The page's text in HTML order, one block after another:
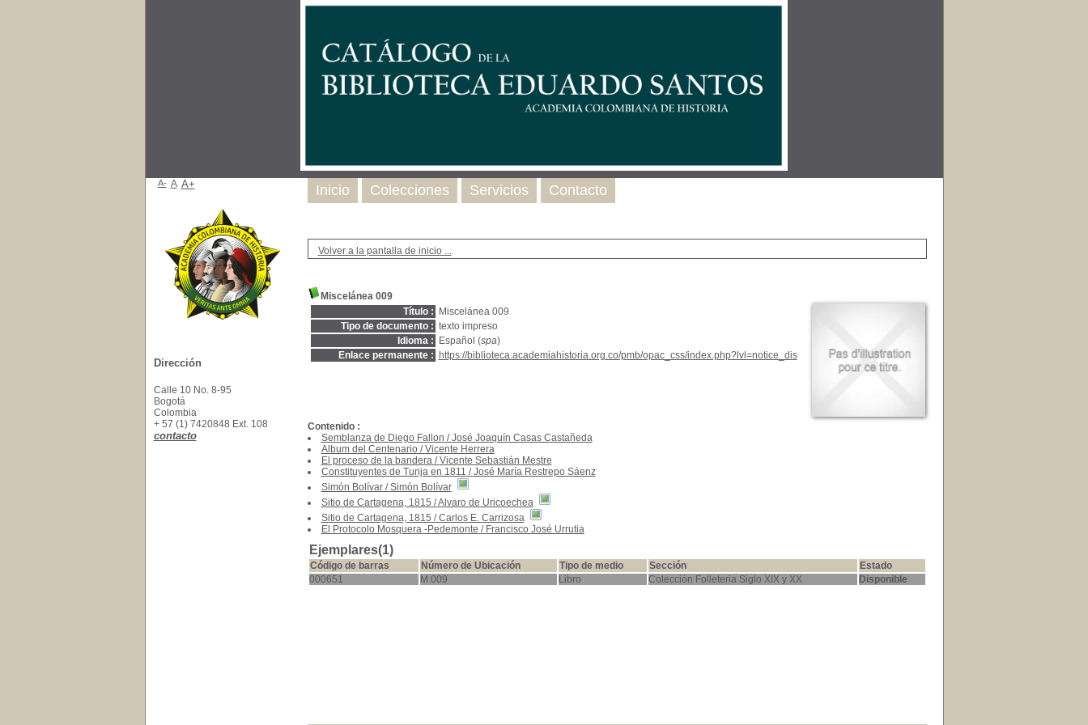
Volver a la pantalla de inicio ...
Miscelánea 009
Título :
Miscelánea 009
Tipo de documento : texto impreso
Idioma :
Español (spa)
Enlace permanente :
https://biblioteca.academiahistoria.org.co/pmb/opac_css/index.php?lvl=notice_dis
Contenido :
Semblanza de Diego Fallon /José Joaquín Casas Castañeda
Album del Centenario/Vicente Herrera
El proceso de la bandera/Vicente Sebastián Mestre
Constituyentes de Tunja en 1811 /José María Restrepo Sáenz
Simón Bolívar/Simón Bolívar
Sitio de Cartagena, 1815 /Alvaro de Uricoechea
Sitio de Cartagena, 1815 /Carlos E. Carrizosa
El Protocolo Mosquera -Pedemonte / Francisco José Urrutia
Ejemplares(1)
Código de barras Número de Ubicación Tipo de medio Sección
Estado
000651
M 009 Libro Colección Folleteria Siglo XIX y XX Disponible
Inicio Colecciones Servicios Contacto
A- A A+
Dirección
Calle 10 No. 8-95
Bogotá
Colombia
+ 57 (1) 7420848 Ext. 108
contacto